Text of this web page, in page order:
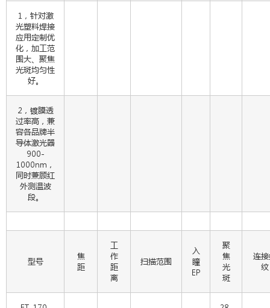
1，针对激
光塑料焊接
应用定制优
化，加工范
围大、聚焦
光斑均匀性
好。
2，镀膜透
过率高，兼
容各品牌半
导体激光器
900-
1000nm，
同时兼顾红
外测温波
段。
型号
焦
距
工
作
距
离
扫描范围
入
瞳
EP
聚
焦
光
斑
连
纹